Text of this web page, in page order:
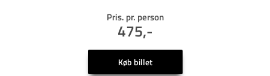
Pris. pr. person
475,-
Køb billet